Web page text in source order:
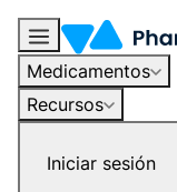
Medicamentos
Recursos
Iniciar sesión